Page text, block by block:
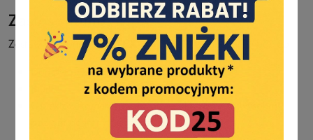
Zastosowanie:
Zestaw ochronnyROSTEX ASTRA R
to idealny wybór do:
Domów prywatnych i mieszkań.
Obiektów komercyjnych, gdzie kluczowe są wysoki
poziom ochrony i estetyka.